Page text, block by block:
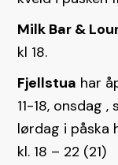
Milk Bar &
kl 18.
Fjellstua har
11-18, onsdag
lørdag i påska
kl. 18 – 22 (21)